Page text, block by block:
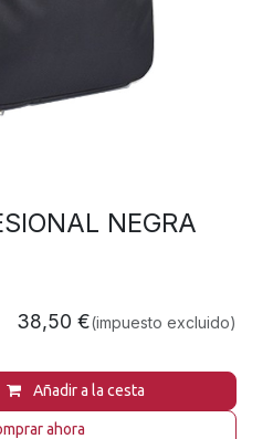
NEGRA
Añadir a la cesta
ahora
38,50 €(impuesto excluido)